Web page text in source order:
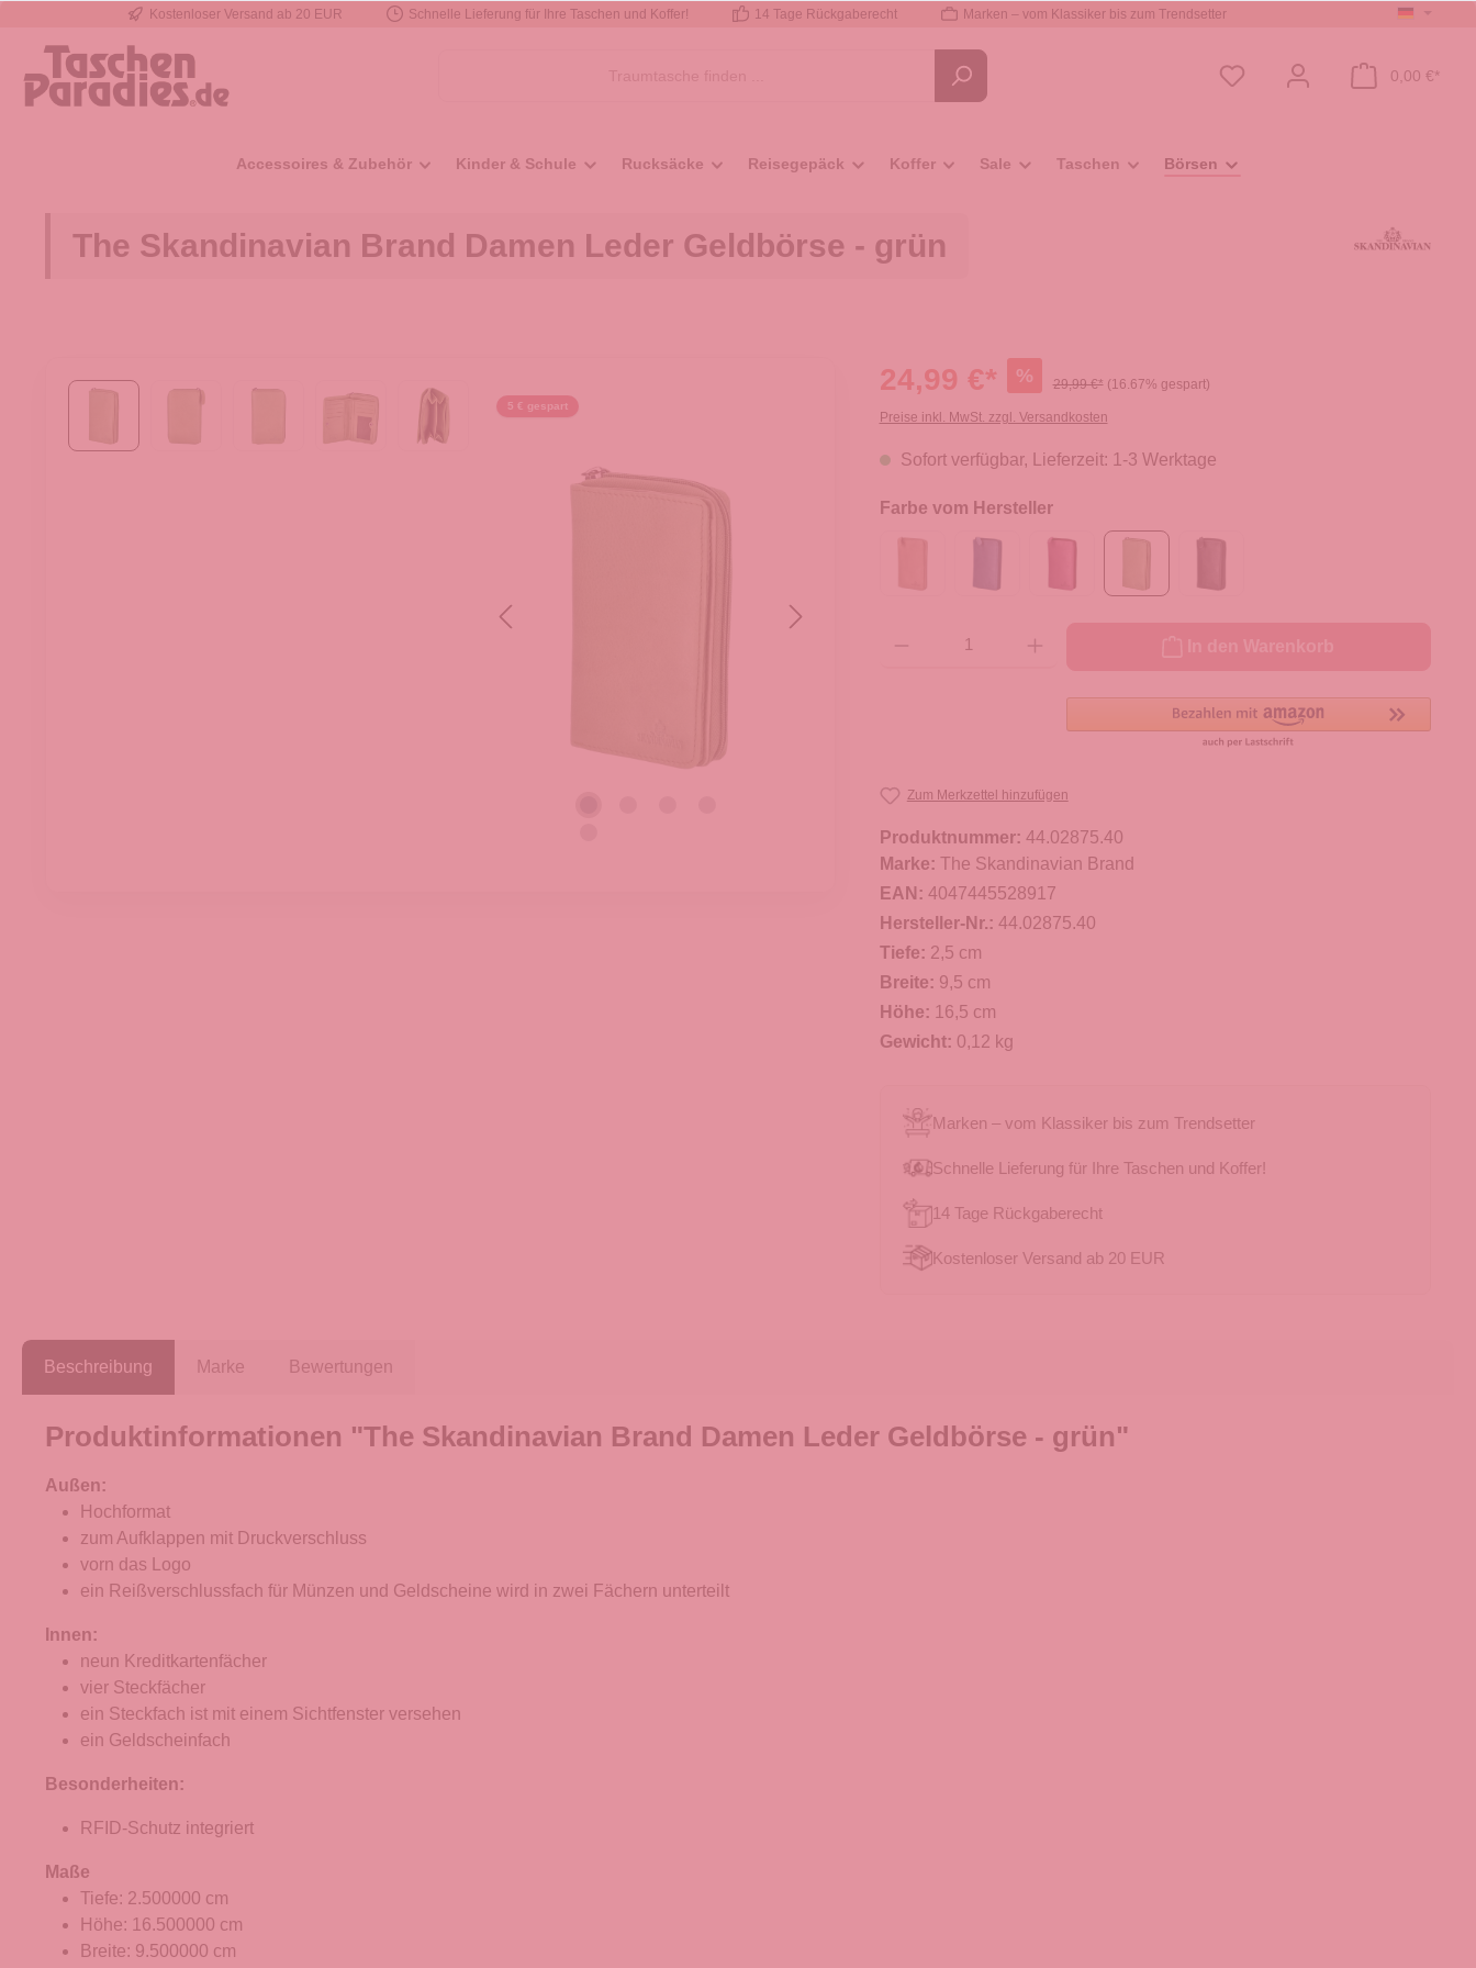
Zur Hauptnavigation springen
Kostenloser Versand ab 20 EUR Schnelle Lieferung für Ihre Taschen und Koffer! 14 Tage Rückgaberecht Marken – vom Klassiker bis zum Trendsetter
0,00 €*
Accessoires & Zubehör Kinder & Schule Rucksäcke Reisegepäck Koffer Sale Taschen Börsen
The Skandinavian Brand Damen Leder Geldbörse - grün
5 € gespart
24,99 €* % 29,99 €* (16.67% gespart)
Preise inkl. MwSt. zzgl. Versandkosten
Sofort verfügbar, Lieferzeit: 1-3 Werktage
Farbe vom Hersteller
Zum Merkzettel hinzufügen
Produktnummer: 44.02875.40
Marke: The Skandinavian Brand
EAN: 4047445528917
Hersteller-Nr.: 44.02875.40
Tiefe: 2,5 cm
Breite: 9,5 cm
Höhe: 16,5 cm
Gewicht: 0,12 kg
Marken – vom Klassiker bis zum Trendsetter
Schnelle Lieferung für Ihre Taschen und Koffer!
14 Tage Rückgaberecht
Kostenloser Versand ab 20 EUR
Beschreibung Marke Bewertungen
Produktinformationen "The Skandinavian Brand Damen Leder Geldbörse - grün"
Außen:
Hochformat
zum Aufklappen mit Druckverschluss
vorn das Logo
ein Reißverschlussfach für Münzen und Geldscheine wird in zwei Fächern unterteilt
Innen:
neun Kreditkartenfächer
vier Steckfächer
ein Steckfach ist mit einem Sichtfenster versehen
ein Geldscheinfach
Besonderheiten:
RFID-Schutz integriert
Maße
Tiefe: 2.500000 cm
Höhe: 16.500000 cm
Breite: 9.500000 cm